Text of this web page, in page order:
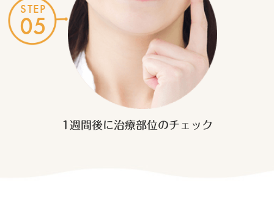
STEP
05
1週間後に治療部位のチェック